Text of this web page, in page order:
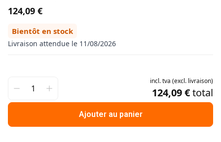
124,09 €
Bientôt en stock
Livraison attendue le 11/08/2026
incl.tva (excl. livraison)
124,09 €total
Ajouter au panier